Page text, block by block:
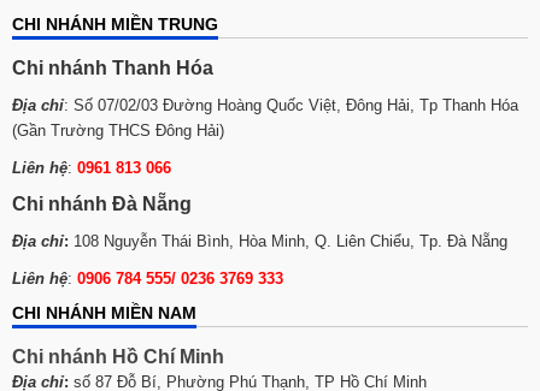
CHI NHÁNH MIỀN TRUNG
Chi nhánh Thanh Hóa
Địa chỉ: Số 07/02/03 Đường Hoàng Quốc Việt, Đông Hải, Tp Thanh Hóa
(Gần Trường THCS Đông Hải)
Liên hệ: 0961 813 066
Chi nhánh Đà Nẵng
Địa chỉ: 108 Nguyễn Thái Bình, Hòa Minh, Q. Liên Chiểu, Tp. Đà Nẵng
Liên hệ: 0906 784 555/ 0236 3769 333
CHI NHÁNH MIỀN NAM
Chi nhánh Hồ Chí Minh
Địa chỉ: số 87 Đỗ Bí, Phường Phú Thạnh, TP Hồ Chí Minh